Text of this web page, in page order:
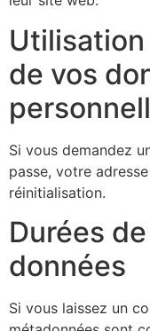
de vos
Si vous demandez
passe, votre
réinitialisation.
Durées
données
Si vous laissez un